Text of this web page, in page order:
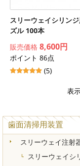
スリーウェイシリン
ズル 100本
販売価格 8,600円
ポイント 86点
(5)
表
歯面清掃用装置
スリーウェイ注射
スリーウェイシ